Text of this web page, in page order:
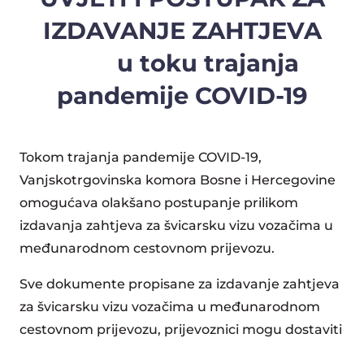
IZDAVANJE ZAHTJEVA
u toku trajanja
pandemije COVID-19
Tokom trajanja pandemije COVID-19,
Vanjskotrgovinska komora Bosne i Hercegovine
omogućava olakšano postupanje prilikom
izdavanja zahtjeva za švicarsku vizu vozačima u
međunarodnom cestovnom prijevozu.
Sve dokumente propisane za izdavanje zahtjeva
za švicarsku vizu vozačima u međunarodnom
cestovnom prijevozu, prijevoznici mogu dostaviti